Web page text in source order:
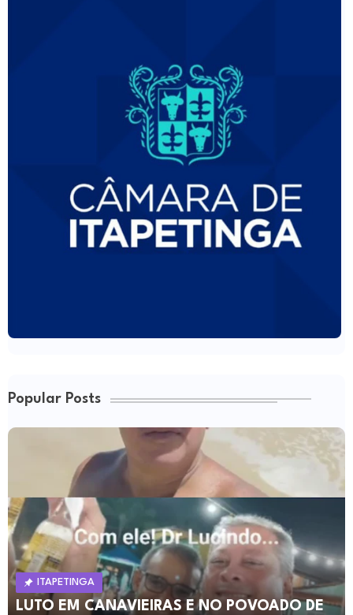
Popular Posts
ITAPETINGA
LUTO EM CANAVIEIRAS E NO POVOADO DE